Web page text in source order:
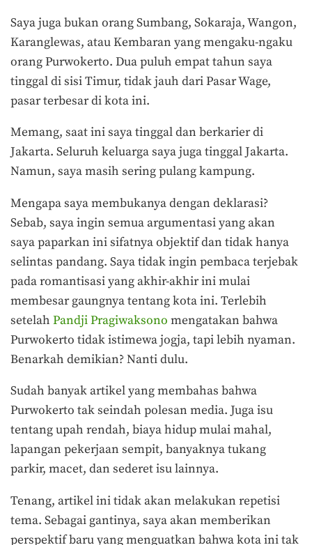
Saya juga bukan orang Sumbang, Sokaraja, Wangon,
Karanglewas, atau Kembaran yang mengaku-ngaku
orang Purwokerto. Dua puluh empat tahun saya
tinggal di sisi Timur, tidak jauh dari Pasar Wage,
pasar terbesar di kota ini.
Memang, saat ini saya tinggal dan berkarier di
Jakarta. Seluruh keluarga saya juga tinggal Jakarta.
Namun, saya masih sering pulang kampung.
Mengapa saya membukanya dengan deklarasi?
Sebab, saya ingin semua argumentasi yang akan
saya paparkan ini sifatnya objektif dan tidak hanya
selintas pandang. Saya tidak ingin pembaca terjebak
pada romantisasi yang akhir-akhir ini mulai
membesar gaungnya tentang kota ini. Terlebih
setelah Pandji Pragiwaksono mengatakan bahwa
Purwokerto tidak istimewa jogja, tapi lebih nyaman.
Benarkah demikian? Nanti dulu.
Sudah banyak artikel yang membahas bahwa
Purwokerto tak seindah polesan media. Juga isu
tentang upah rendah, biaya hidup mulai mahal,
lapangan pekerjaan sempit, banyaknya tukang
parkir, macet, dan sederet isu lainnya.
Tenang, artikel ini tidak akan melakukan repetisi
tema. Sebagai gantinya, saya akan memberikan
perspektif baru yang menguatkan bahwa kota ini tak